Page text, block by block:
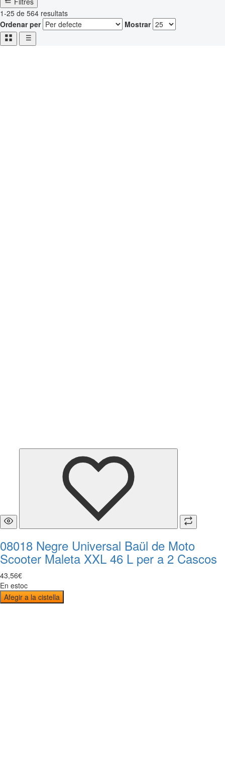
1-25 de 564 resultats
Ordenar per
Mostrar
08018 Negre Universal Baül de Moto
Scooter Maleta XXL 46 L per a 2 Cascos
43,56€
En estoc
Afegir a la cistella